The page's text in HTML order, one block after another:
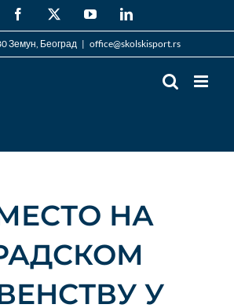
Facebook YouTubeLinkedIn
Земун, Београд | office@skolskisport.rs
НА
У